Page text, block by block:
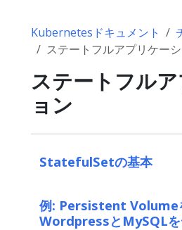
Kubernetesドキュメント
ステートフルアプリケー
ステートフル
ョン
StatefulSetの基本
例: Persistent Volume
WordpressとMySQLを